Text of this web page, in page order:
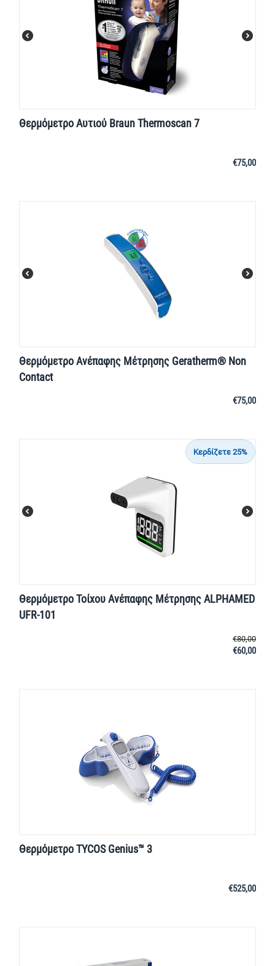
Θερμόμετρο Αυτιού Braun Thermoscan 7
€75,00
Θερμόμετρο Ανέπαφης Μέτρησης Geratherm® Non
Contact
€75,00
Κερδίζετε 25%
Θερμόμετρο Τοίχου Ανέπαφης Μέτρησης ALPHAMED
UFR-101
€80,00
€60,00
Θερμόμετρο TYCOS Genius™ 3
€525,00